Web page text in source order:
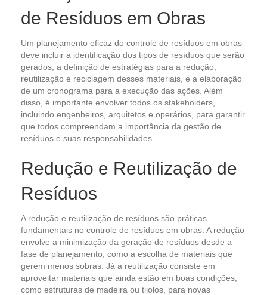
de Resíduos em Obras
Um planejamento eficaz do controle de resíduos em obras
deve incluir a identificação dos tipos de resíduos que serão
gerados, a definição de estratégias para a redução,
reutilização e reciclagem desses materiais, e a elaboração
de um cronograma para a execução das ações. Além
disso, é importante envolver todos os stakeholders,
incluindo engenheiros, arquitetos e operários, para garantir
que todos compreendam a importância da gestão de
resíduos e suas responsabilidades.
Redução e Reutilização de
Resíduos
A redução e reutilização de resíduos são práticas
fundamentais no controle de resíduos em obras. A redução
envolve a minimização da geração de resíduos desde a
fase de planejamento, como a escolha de materiais que
gerem menos sobras. Já a reutilização consiste em
aproveitar materiais que ainda estão em boas condições,
como estruturas de madeira ou tijolos, para novas